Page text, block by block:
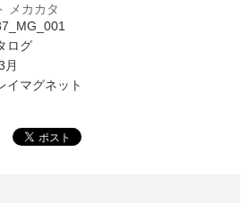
メカカタ
ログ
月
イマグネット